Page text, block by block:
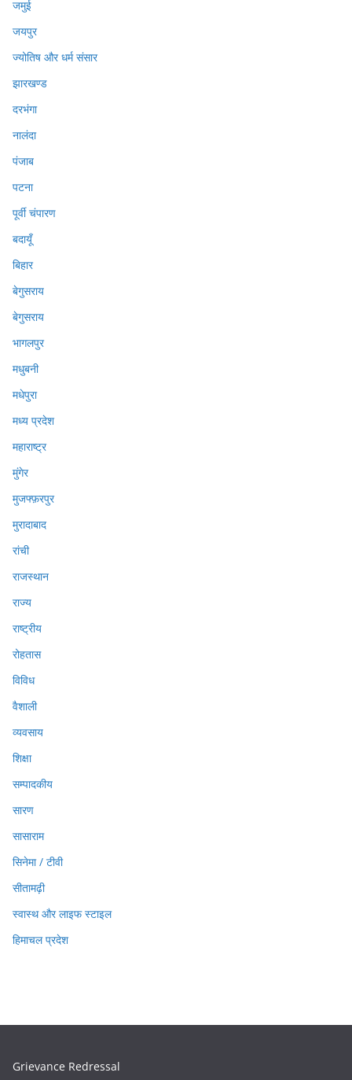
जमुई
जयपुर
ज्योतिष और धर्म संसार
झारखण्ड
दरभंगा
नालंदा
पंजाब
पटना
पूर्वी चंपारण
बदायूँ
बिहार
बेगुसराय
बेगुसराय
भागलपुर
मधुबनी
मधेपुरा
मध्य प्रदेश
महाराष्ट्र
मुंगेर
मुजफ्फ़रपुर
मुरादाबाद
रांची
राजस्थान
राज्य
राष्ट्रीय
रोहतास
विविध
वैशाली
व्यवसाय
शिक्षा
सम्पादकीय
सारण
सासाराम
सिनेमा / टीवी
सीतामढ़ी
स्वास्थ और लाइफ स्टाइल
हिमाचल प्रदेश
Grievance Redressal